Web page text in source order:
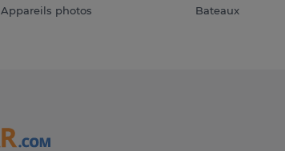
Appareils photos Bateaux